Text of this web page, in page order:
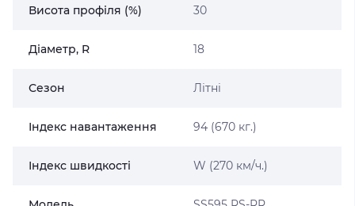
Висота профіля (%) 30
Діаметр, R 18
Сезон Літні
Індекс навантаження 94 (670 кг.)
Індекс швидкості W (270 км/ч.)